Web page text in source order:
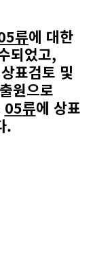
류에 대한
되었고,
표검토 및
원으로
05류에 상표
.